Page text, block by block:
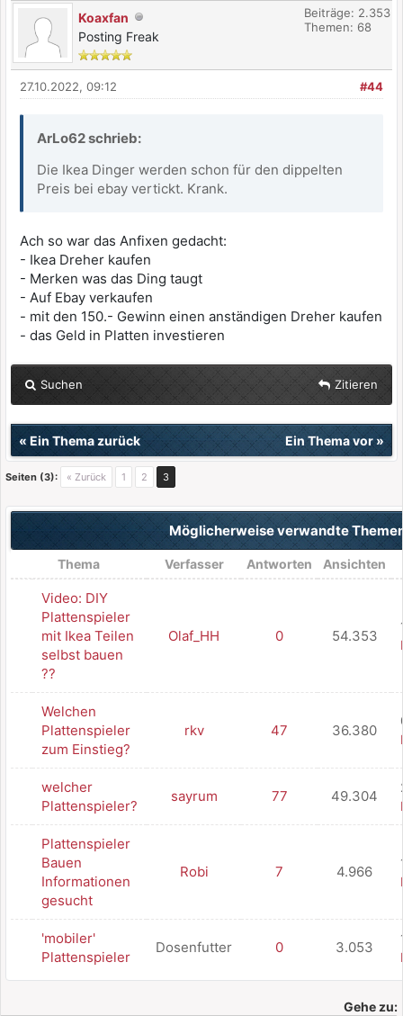
Koaxfan
Posting Freak
Beiträge: 2.353
Themen: 68
#44
27.10.2022, 09:12
ArLo62 schrieb:
Die Ikea Dinger werden schon für den dippelten
Preis bei ebay vertickt. Krank.
Ach so war das Anfixen gedacht:
- Ikea Dreher kaufen
- Merken was das Ding taugt
- Auf Ebay verkaufen
- mit den 150.- Gewinn einen anständigen Dreher kaufen
- das Geld in Platten investieren
Suchen Zitieren
« Ein Thema zurück Ein Thema vor»
Seiten (3): « Zurück 1 2 3
Möglicherweise verwandte
Thema Verfasser Antworten Ansichten
Video: DIY
Plattenspieler
mit Ikea Teilen
selbst bauen
??
Olaf_HH 0 54.353
Welchen
Plattenspieler
zum Einstieg?
rkv 47 36.380
welcher
Plattenspieler?
sayrum 77 49.304
Plattenspieler
Bauen
Informationen
gesucht
Robi 7 4.966
'mobiler'
Plattenspieler
Dosenfutter 0 3.053
Gehe zu: